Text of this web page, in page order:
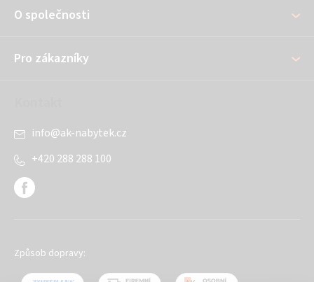
O společnosti
Pro zákazníky
info@ak-nabytek.cz
+420 288 288 100
Způsob dopravy: